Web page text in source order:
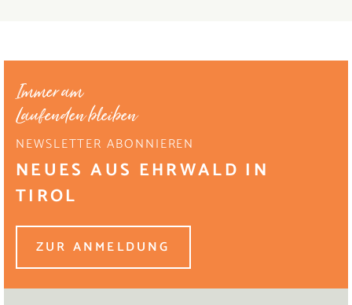
Immer am
Laufenden bleiben
NEWSLETTER ABONNIEREN
NEUES AUS EHRWALD IN
TIROL
ZUR ANMELDUNG